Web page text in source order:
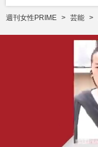
週刊女性PRIME 芸能